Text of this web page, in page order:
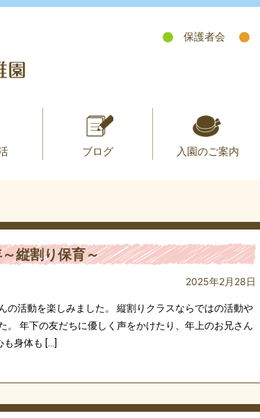
保護者会
ブログ 入園のご案内
縦割り保育～
2025年2月28日
の活動を楽しみました。 縦割りクラスならではの活動や
。 年下の友だちに優しく声をかけたり、年上のお兄さん
も身体も […]